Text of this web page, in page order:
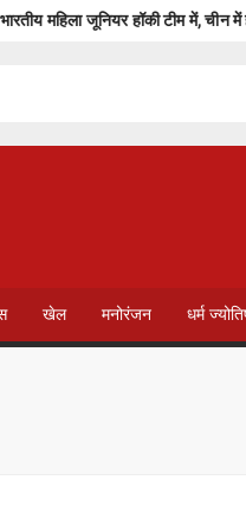
महिला जूनियर हॉकी टीम में, चीन में होने
खेल मनोरंजन धर्म